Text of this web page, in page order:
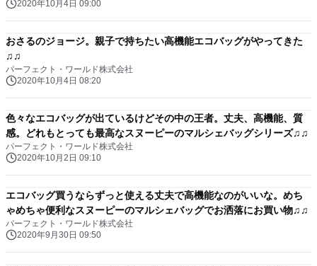
2020年10月4日 09:00
おさるのジョージ。親子で持ちたい高機能エコバッグがやってきた
♫♫
パーフェクト・ワールド株式会社
2020年10月4日 08:20
色々なエコバッグが出ているけどその中の王者。丈夫、高機能、質
感。どれもとっても最高なスヌーピーのマルシェバッグシリーズ♫♫
パーフェクト・ワールド株式会社
2020年10月2日 09:10
エコバッグ買うならずっと使える丈夫で高機能なのがいいな。めち
ゃめちゃ便利なスヌーピーのマルシェバッグでお洒落にお買い物♫♫
パーフェクト・ワールド株式会社
2020年9月30日 09:50